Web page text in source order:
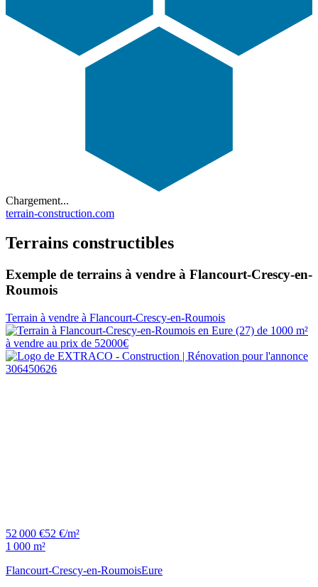
Chargement...
terrain-construction.com
Terrains constructibles
Exemple de terrains à vendre à Flancourt-Crescy-en-
Roumois
Terrain à vendre à Flancourt-Crescy-en-Roumois
52 000 €52 €/m²
1 000 m²
Flancourt-Crescy-en-RoumoisEure